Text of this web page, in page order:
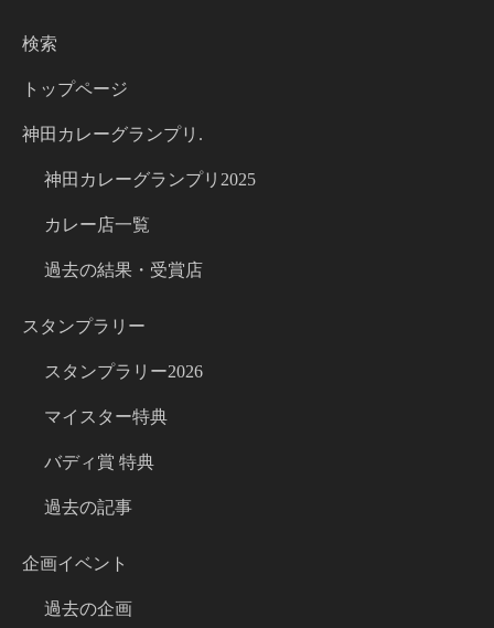
検索
トップページ
神田カレーグランプリ.
神田カレーグランプリ2025
カレー店一覧
過去の結果・受賞店
スタンプラリー
スタンプラリー2026
マイスター特典
バディ賞 特典
過去の記事
企画イベント
過去の企画